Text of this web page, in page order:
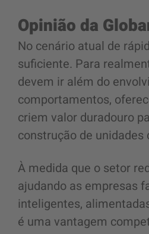
Opinião da
No cenário atual de
suficiente. Para
devem ir além do
comportamentos,
criem valor duradouro
construção de
À medida que o setor
ajudando as empresas
inteligentes,
é uma vantagem